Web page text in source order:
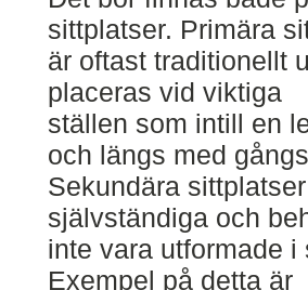
sittplatser. Primära
är oftast traditionellt
placeras vid viktiga
ställen som intill en
och längs med
Sekundära
självständiga och
inte vara utformade
Exempel på detta är